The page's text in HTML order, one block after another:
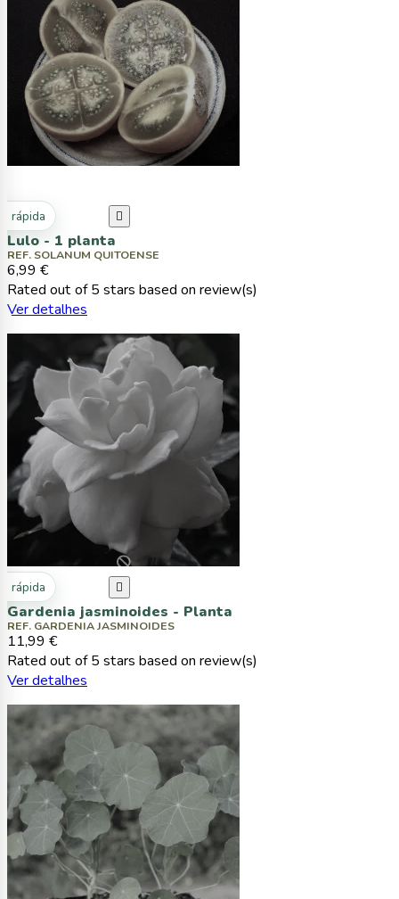
rápida 
Lulo - 1 planta
REF. SOLANUM QUITOENSE
6,99 €
Rated out of 5 stars based on review(s)
Ver detalhes
rápida 
Gardenia jasminoides - Planta
REF. GARDENIA JASMINOIDES
11,99 €
Rated out of 5 stars based on review(s)
Ver detalhes